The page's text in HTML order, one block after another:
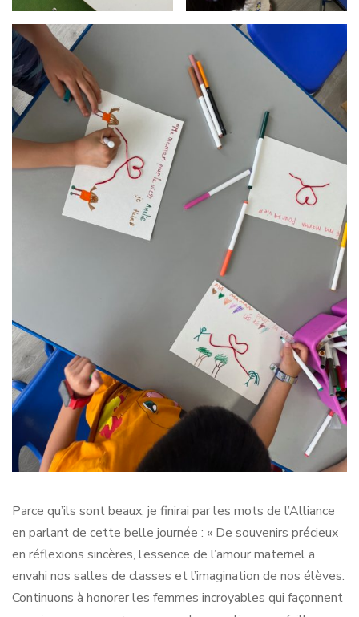
Parce qu’ils sont beaux, je finirai par les mots de l’Alliance
en parlant de cette belle journée : « De souvenirs précieux
en réflexions sincères, l’essence de l’amour maternel a
envahi nos salles de classes et l’imagination de nos élèves.
Continuons à honorer les femmes incroyables qui façonnent